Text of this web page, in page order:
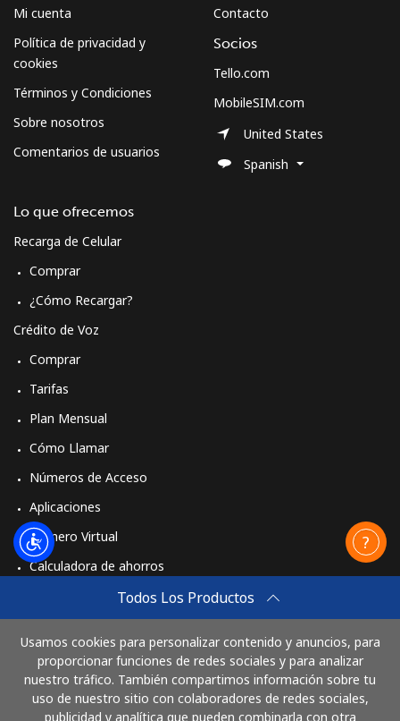
Todos Los Productos
Usamos cookies para personalizar contenido y anuncios, para
proporcionar funciones de redes sociales y para analizar
nuestro tráfico. También compartimos información sobre tu
uso de nuestro sitio con colaboradores de redes sociales,
publicidad y analítica que pueden combinarla con otra
Mi cuenta
Política de privacidad y
cookies
Términos y Condiciones
Sobre nosotros
Comentarios de usuarios
Lo que ofrecemos
Recarga de Celular
Comprar
¿Cómo Recargar?
Crédito de Voz
Comprar
Tarifas
Plan Mensual
Cómo Llamar
Números de Acceso
Aplicaciones
Número Virtual
Calculadora de ahorros
Cómo funciona
Contacto
Socios
Tello.com
MobileSIM.com
United States
Spanish